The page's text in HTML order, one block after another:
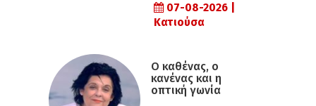
07-08-2026 |
Κατιούσα
Ο καθένας, ο
κανένας και η
οπτική γωνία